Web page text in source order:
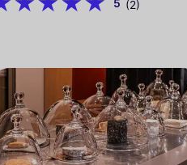
5 (2)